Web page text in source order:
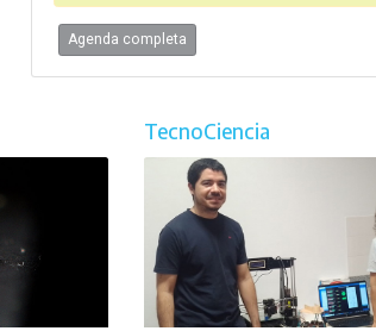
Agenda completa
TecnoCiencia